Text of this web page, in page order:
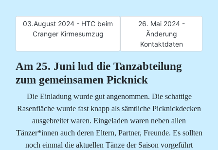
Vorheriger Beitrag: 03.August 2024 - HTC beim Cranger
03.August 2024 - HTC beim
Cranger Kirmesumzug
Nächster Beitrag: 26.
26. Mai 2024 -
Änderung
Kontaktdaten
Am 25. Juni lud die Tanzabteilung
zum gemeinsamen Picknick
Die Einladung wurde gut angenommen. Die schattige
Rasenfläche wurde fast knapp als sämtliche Picknickdecken
ausgebreitet waren. Eingeladen waren neben allen
Tänzer*innen auch deren Eltern, Partner, Freunde. Es sollten
noch einmal die aktuellen Tänze der Saison vorgeführt